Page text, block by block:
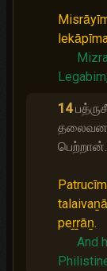
14
பெற்றான்.
peṟṟāṉ.
And